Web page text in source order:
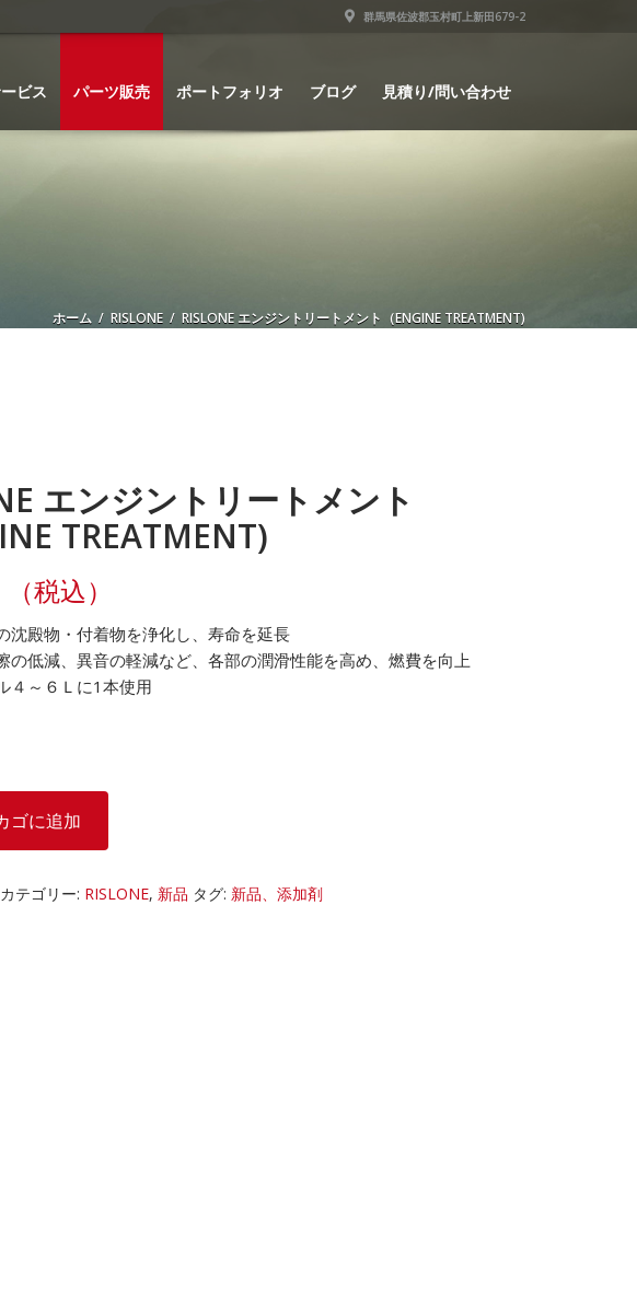
群馬県佐波郡玉村町上新田679-2
ビス パーツ販売 ポートフォリオ ブログ 見積り/問い合わせ
ホーム / RISLONE / RISLONE エンジントリートメント（ENGINE TREATMENT)
エンジントリートメント
TREATMENT)
（税込）
沈殿物・付着物を浄化し、寿命を延長
の低減、異音の軽減など、各部の潤滑性能を高め、燃費を向上
４～６Ｌに1本使用
ゴに追加
カテゴリー: RISLONE, 新品 タグ: 新品、添加剤